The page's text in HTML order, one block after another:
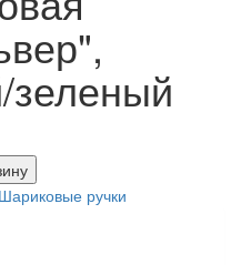
зеленый
Шариковые ручки